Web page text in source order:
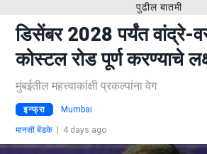
पुढील बातमी
डिसेंबर 2028 पर्यंत वांद्रे-
कोस्टल रोड पूर्ण करण्याचे
मुंबईतील महत्त्वाकांक्षी प्रकल्पांना वेग
इन्फ्रा Mumbai
मानसी बेंडके 4 days ago